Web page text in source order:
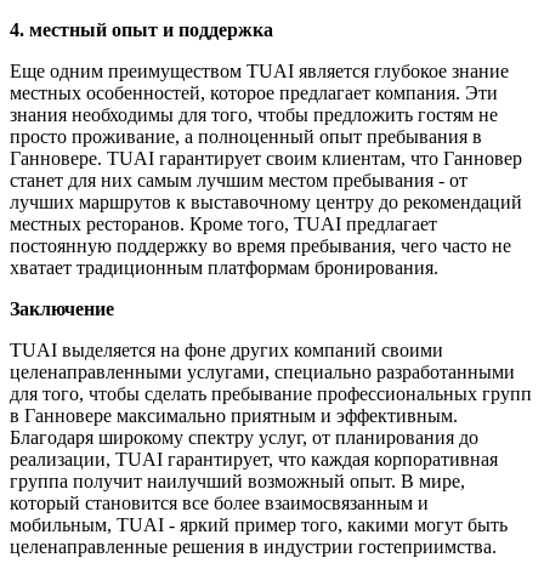
4. местный опыт и поддержка
Еще одним преимуществом TUAI является глубокое знание
местных особенностей, которое предлагает компания. Эти
знания необходимы для того, чтобы предложить гостям не
просто проживание, а полноценный опыт пребывания в
Ганновере. TUAI гарантирует своим клиентам, что Ганновер
станет для них самым лучшим местом пребывания - от
лучших маршрутов к выставочному центру до рекомендаций
местных ресторанов. Кроме того, TUAI предлагает
постоянную поддержку во время пребывания, чего часто не
хватает традиционным платформам бронирования.
Заключение
TUAI выделяется на фоне других компаний своими
целенаправленными услугами, специально разработанными
для того, чтобы сделать пребывание профессиональных групп
в Ганновере максимально приятным и эффективным.
Благодаря широкому спектру услуг, от планирования до
реализации, TUAI гарантирует, что каждая корпоративная
группа получит наилучший возможный опыт. В мире,
который становится все более взаимосвязанным и
мобильным, TUAI - яркий пример того, какими могут быть
целенаправленные решения в индустрии гостеприимства.